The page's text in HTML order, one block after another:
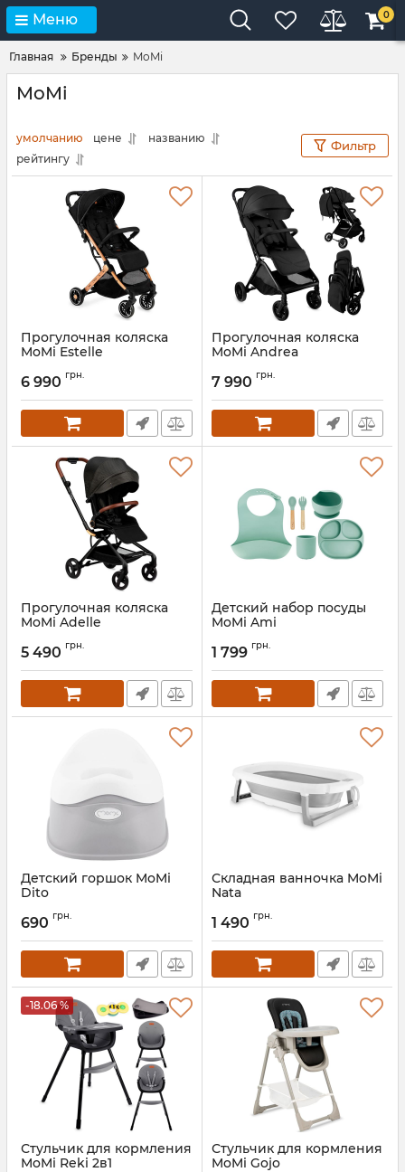
Меню 0
Главная Бренды MoMi
MoMi
умолчанию цене
названию
рейтингу
Фильтр
Прогулочная коляска
MoMi Estelle
6 990 грн.
Прогулочная коляска
MoMi Andrea
7 990 грн.
Прогулочная коляска
MoMi Adelle
5 490 грн.
Детский набор посуды
MoMi Ami
1 799 грн.
Детский горшок MoMi
Dito
690 грн.
Складная ванночка MoMi
Nata
1 490 грн.
-18.06 %
Стульчик для кормления
MoMi Reki 2в1
Стульчик для кормления
MoMi Gojo